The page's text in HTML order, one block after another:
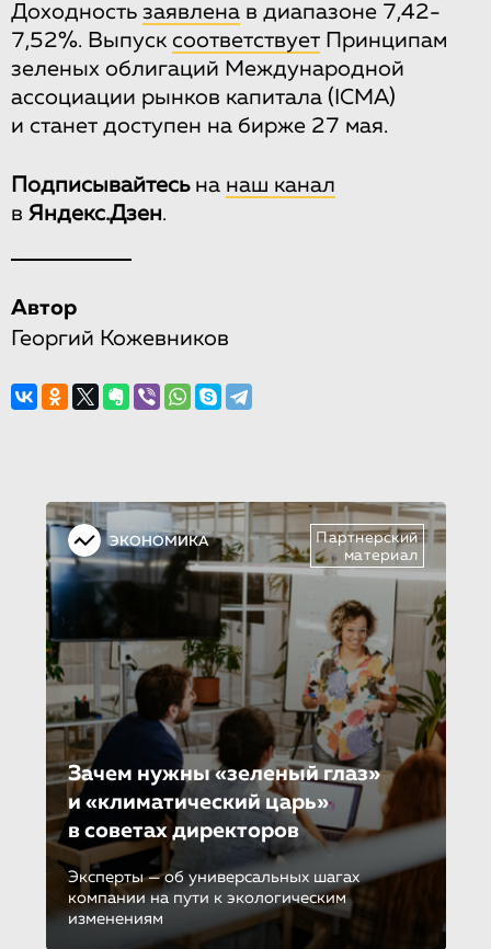
Доходность заявлена в диапазоне 7,42-
7,52%. Выпуск соответствует Принципам
зеленых облигаций Международной
ассоциации рынков капитала (ICMA)
и станет доступен на бирже 27 мая.
Подписывайтесьна наш канал
в Яндекс.Дзен.
Автор
Георгий Кожевников
ЭКОНОМИКА
Партнерский
материал
Зачем нужны «зеленый глаз»
и «климатиче­ский царь»
в советах директоров
Эксперты — об универсальных шагах
компании на пути к экологическим
изменениям